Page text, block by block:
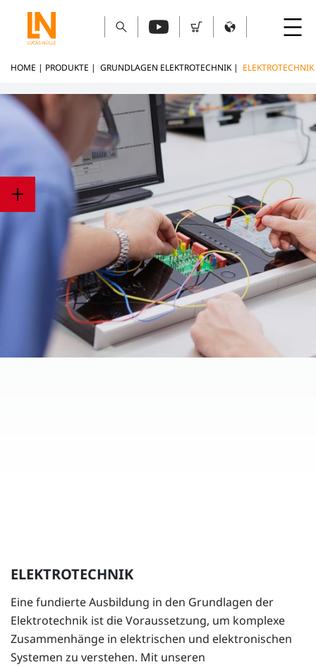
HOME | PRODUKTE | GRUNDLAGEN ELEKTROTECHNIK | ELEKTROTECHNIK
ELEKTROTECHNIK
Eine fundierte Ausbildung in den Grundlagen der
Elektrotechnik ist die Voraussetzung, um komplexe
Zusammenhänge in elektrischen und elektronischen
Systemen zu verstehen. Mit unseren